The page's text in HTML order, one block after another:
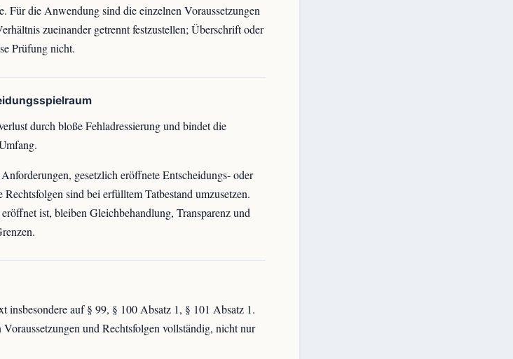
Für die Anwendung sind die einzelnen Voraussetzungen
zueinander getrennt festzustellen; Überschrift oder
Prüfung nicht.
durch bloße Fehladressierung und bindet die
gesetzlich eröffnete Entscheidungs- oder
sind bei erfülltem Tatbestand umzusetzen.
ist, bleiben Gleichbehandlung, Transparenz und
insbesondere auf § 99, § 100 Absatz 1, § 101 Absatz 1.
und Rechtsfolgen vollständig, nicht nur